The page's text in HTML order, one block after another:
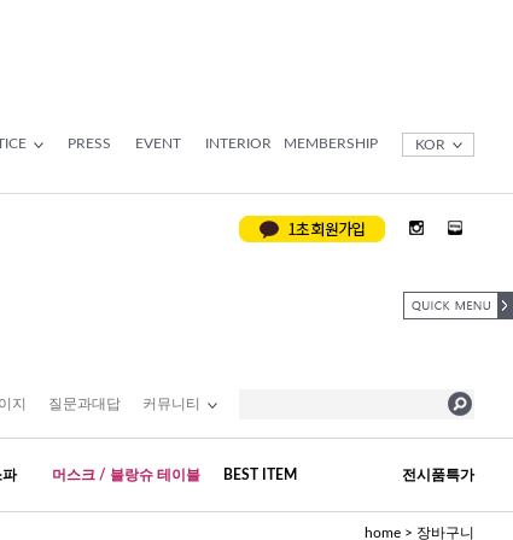
PRESS EVENT INTERIOR MEMBERSHIP KOR
지 질문과대답 커뮤니티
파 머스크 / 블랑슈 테이블 BEST ITEM 전시품특가
home > 장바구니